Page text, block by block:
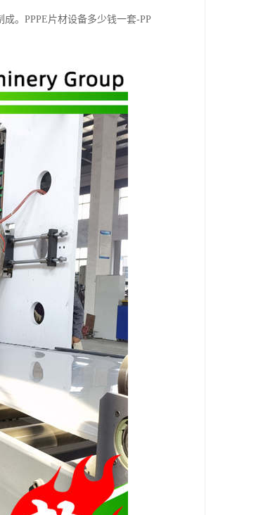
。PPPE片材设备多少钱一套-PP